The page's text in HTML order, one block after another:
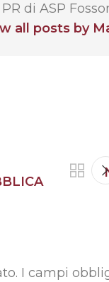
PR di ASP
all posts by
I campi